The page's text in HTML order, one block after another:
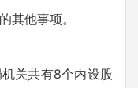
他事项。
关共有8个内设股